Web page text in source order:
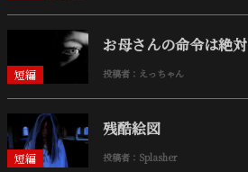
短編
お母さんの命令は絶対
投稿者：えっちゃん
短編
残酷絵図
投稿者：Splasher